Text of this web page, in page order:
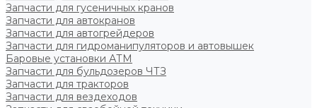
Запчасти для гусеничных кранов
Запчасти для автокранов
Запчасти для автогрейдеров
Запчасти для гидроманипуляторов и автовышек
Баровые установки АТМ
Запчасти для бульдозеров ЧТЗ
Запчасти для тракторов
Запчасти для вездеходов